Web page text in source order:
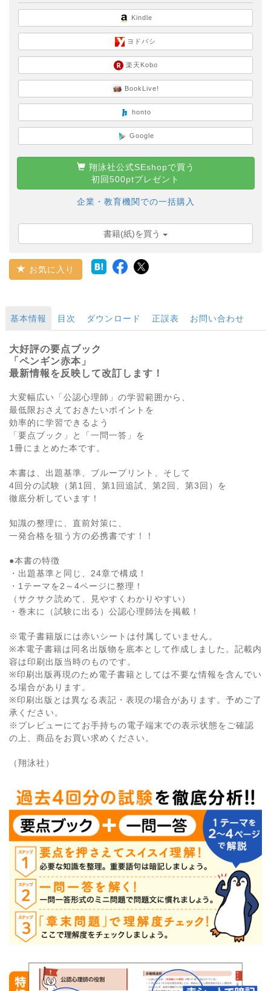
Kindle
ヨドバシ
楽天Kobo
BookLive!
honto
Google
翔泳社公式SEshopで買う
初回500ptプレゼント
企業・教育機関での一括購入
書籍(紙)を買う
お気に入り
基本情報 目次 ダウンロード 正誤表 お問い合わせ
大好評の要点ブック
「ペンギン赤本」
最新情報を反映して改訂します！
大変幅広い「公認心理師」の学習範囲から、
最低限おさえておきたいポイントを
効率的に学習できるよう
「要点ブック」と「一問一答」を
1冊にまとめた本です。
本書は、出題基準、ブループリント、そして
4回分の試験（第1回、第1回追試、第2回、第3回）を
徹底分析しています！
知識の整理に、直前対策に、
一発合格を狙う方の必携書です！！
●本書の特徴
・出題基準と同じ、24章で構成！
・1テーマを2～4ページに整理！
（サクサク読めて、見やすくわかりやすい）
・巻末に（試験に出る）公認心理師法を掲載！
※電子書籍版には赤いシートは付属していません。
※本電子書籍は同名出版物を底本として作成しました。記載内
容は印刷出版当時のものです。
※印刷出版再現のため電子書籍としては不要な情報を含んでい
る場合があります。
※印刷出版とは異なる表記・表現の場合があります。予めご了
承ください。
※プレビューにてお手持ちの電子端末での表示状態をご確認
の上、商品をお買い求めください。
（翔泳社）